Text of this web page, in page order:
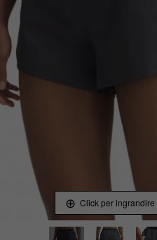
Click per ingrandire